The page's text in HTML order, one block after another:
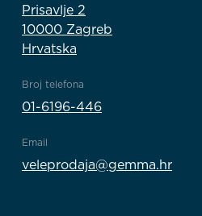
Prisavlje 2
10000 Zagreb
Hrvatska
Broj telefona
01-6196-446
Email
veleprodaja@gemma.hr